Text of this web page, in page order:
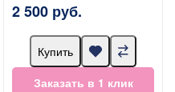
2 500 руб.
Купить
Заказать в 1 клик